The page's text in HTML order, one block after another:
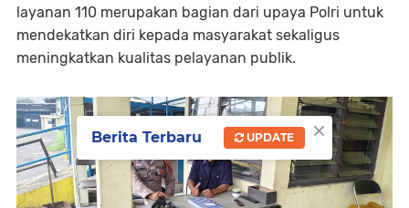
layanan 110 merupakan bagian dari upaya Polri untuk
mendekatkan diri kepada masyarakat sekaligus
meningkatkan kualitas pelayanan publik.
×
Berita Terbaru UPDATE